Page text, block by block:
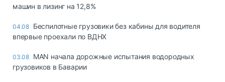
машин в лизинг на 12,8%
04.08 Беспилотные грузовики без кабины для водителя
впервые проехали по ВДНХ
03.08 MAN начала дорожные испытания водородных
грузовиков в Баварии